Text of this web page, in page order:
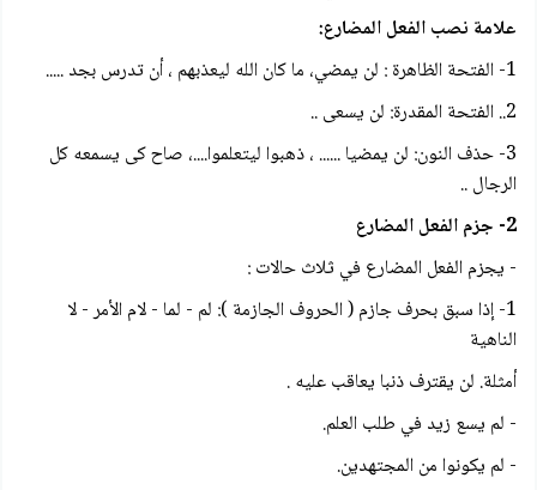
علامة نصب الفعل المضارع:
1- الفتحة الظاهرة : لن يمضي، ما كان الله ليعذبهم ، أن تدرس بجد .....
2.. الفتحة المقدرة: لن يسعی ..
3- حذف النون: لن يمضيا ...... ، ذهبوا ليتعلموا....، صاح کی يسمعه كل
الرجال ..
2- جزم الفعل المضارع
- يجزم الفعل المضارع في ثلاث حالات :
1- إذا سبق بحرف جازم ( الحروف الجازمة ): لم - لما - لام الأمر - لا
الناهية
أمثلة. لن يقترف ذنبا يعاقب عليه .
- لم يسع زيد في طلب العلم.
- لم يكونوا من المجتهدين.